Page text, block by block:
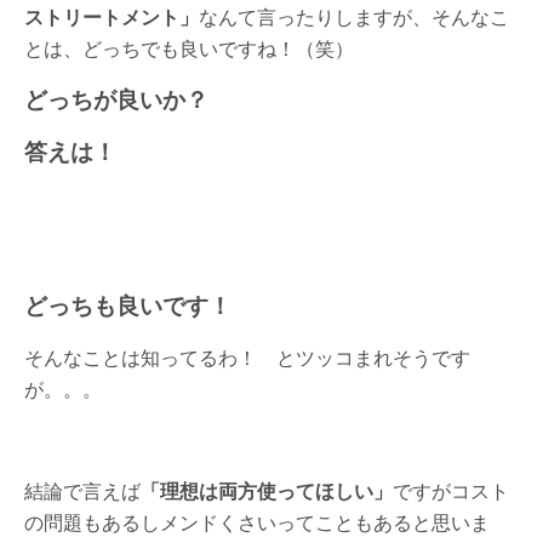
ストリートメント」 なんて言ったりしますが、そんなこ
とは、どっちでも良いですね！（笑）
どっちが良いか？
答えは！
どっちも良いです！
そんなことは知ってるわ！ とツッコまれそうです
が。。。
結論で言えば 「理想は両方使ってほしい」 ですがコスト
の問題もあるしメンドくさいってこともあると思いま